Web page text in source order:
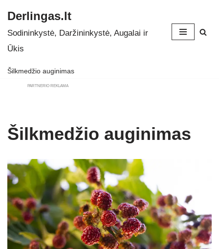
Skip
to
Derlingas.lt
Sodininkystė, Daržininkystė, Augalai ir
Ūkis
Šilkmedžio auginimas
PARTNERIO REKLAMA
Šilkmedžio auginimas